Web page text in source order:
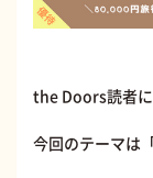
the Doors読者に
今回のテーマは